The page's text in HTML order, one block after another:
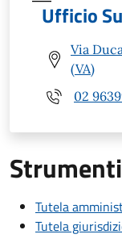
Ufficio
Via
(VA)
02
Tutela
Tutela